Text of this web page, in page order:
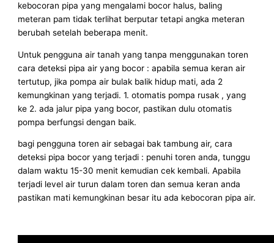
kebocoran pipa yang mengalami bocor halus, baling
meteran pam tidak terlihat berputar tetapi angka meteran
berubah setelah beberapa menit.
Untuk pengguna air tanah yang tanpa menggunakan toren
cara deteksi pipa air yang bocor : apabila semua keran air
tertutup, jika pompa air bulak balik hidup mati, ada 2
kemungkinan yang terjadi. 1. otomatis pompa rusak , yang
ke 2. ada jalur pipa yang bocor, pastikan dulu otomatis
pompa berfungsi dengan baik.
bagi pengguna toren air sebagai bak tambung air, cara
deteksi pipa bocor yang terjadi : penuhi toren anda, tunggu
dalam waktu 15-30 menit kemudian cek kembali. Apabila
terjadi level air turun dalam toren dan semua keran anda
pastikan mati kemungkinan besar itu ada kebocoran pipa air.